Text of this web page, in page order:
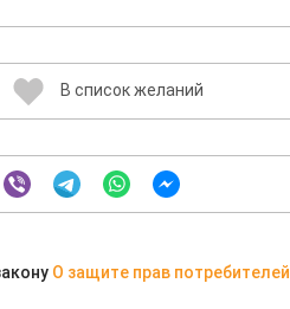
В список желаний
О защите прав потребителей